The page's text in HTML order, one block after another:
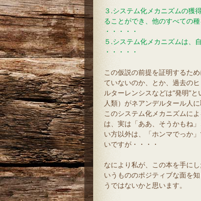
３.システム化メカニズムの獲
ることができ、他のすべての
・・・・・
５.システム化メカニズムは、
・・・・・
この仮説の前提を証明するた
ていないのか、とか、過去の
ルターレンシスなどは“発明”
人類）がネアンデルタール人
このシステム化メカニズムに
は、実は「ああ、そうかもね
い方以外は、「ホンマでっか
いですが・・・・
なにより私が、この本を手に
いうもののポジティブな面を
うではないかと思います。